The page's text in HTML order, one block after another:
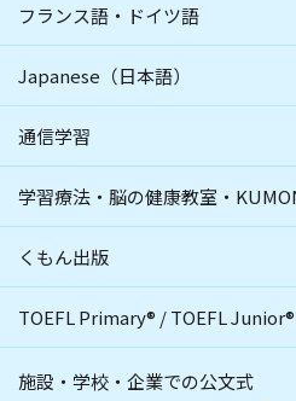
フランス語・ドイツ語
Japanese（日本語）
通信学習
学習療法・脳の健康教室・
くもん出版
TOEFL Primary® /TOEFL Junior®
施設・学校・企業での公文式